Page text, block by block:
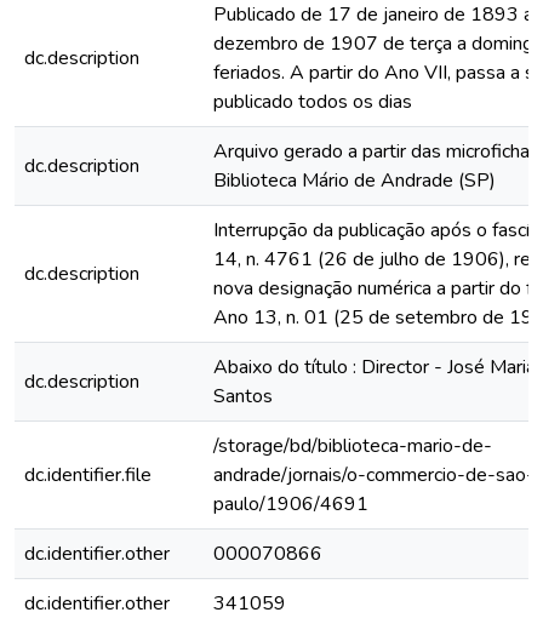
dc.description
Publicado de 17 de janeiro de 1893 a
dezembro de 1907 de terça a
feriados. A partir do Ano VII, passa a
publicado todos os dias
dc.description
Arquivo gerado a partir das
Biblioteca Mário de Andrade (SP)
dc.description
Interrupção da publicação após o
14, n. 4761 (26 de julho de 1906),
nova designação numérica a partir do
Ano 13, n. 01 (25 de setembro de
dc.description
Abaixo do título : Director - José Maria
Santos
dc.identifier.file
/storage/bd/biblioteca-mario-de-
andrade/jornais/o-commercio-de-sao-
paulo/1906/4691
dc.identifier.other
000070866
dc.identifier.other
341059